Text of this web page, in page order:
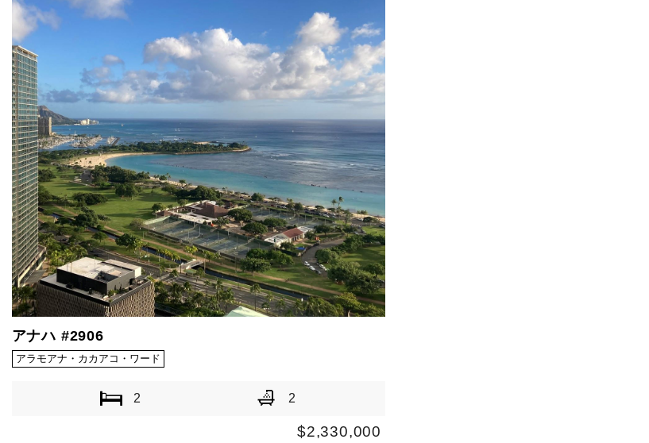
アナハ #2906
アラモアナ・カカアコ・ワード
2 2
$2,330,000